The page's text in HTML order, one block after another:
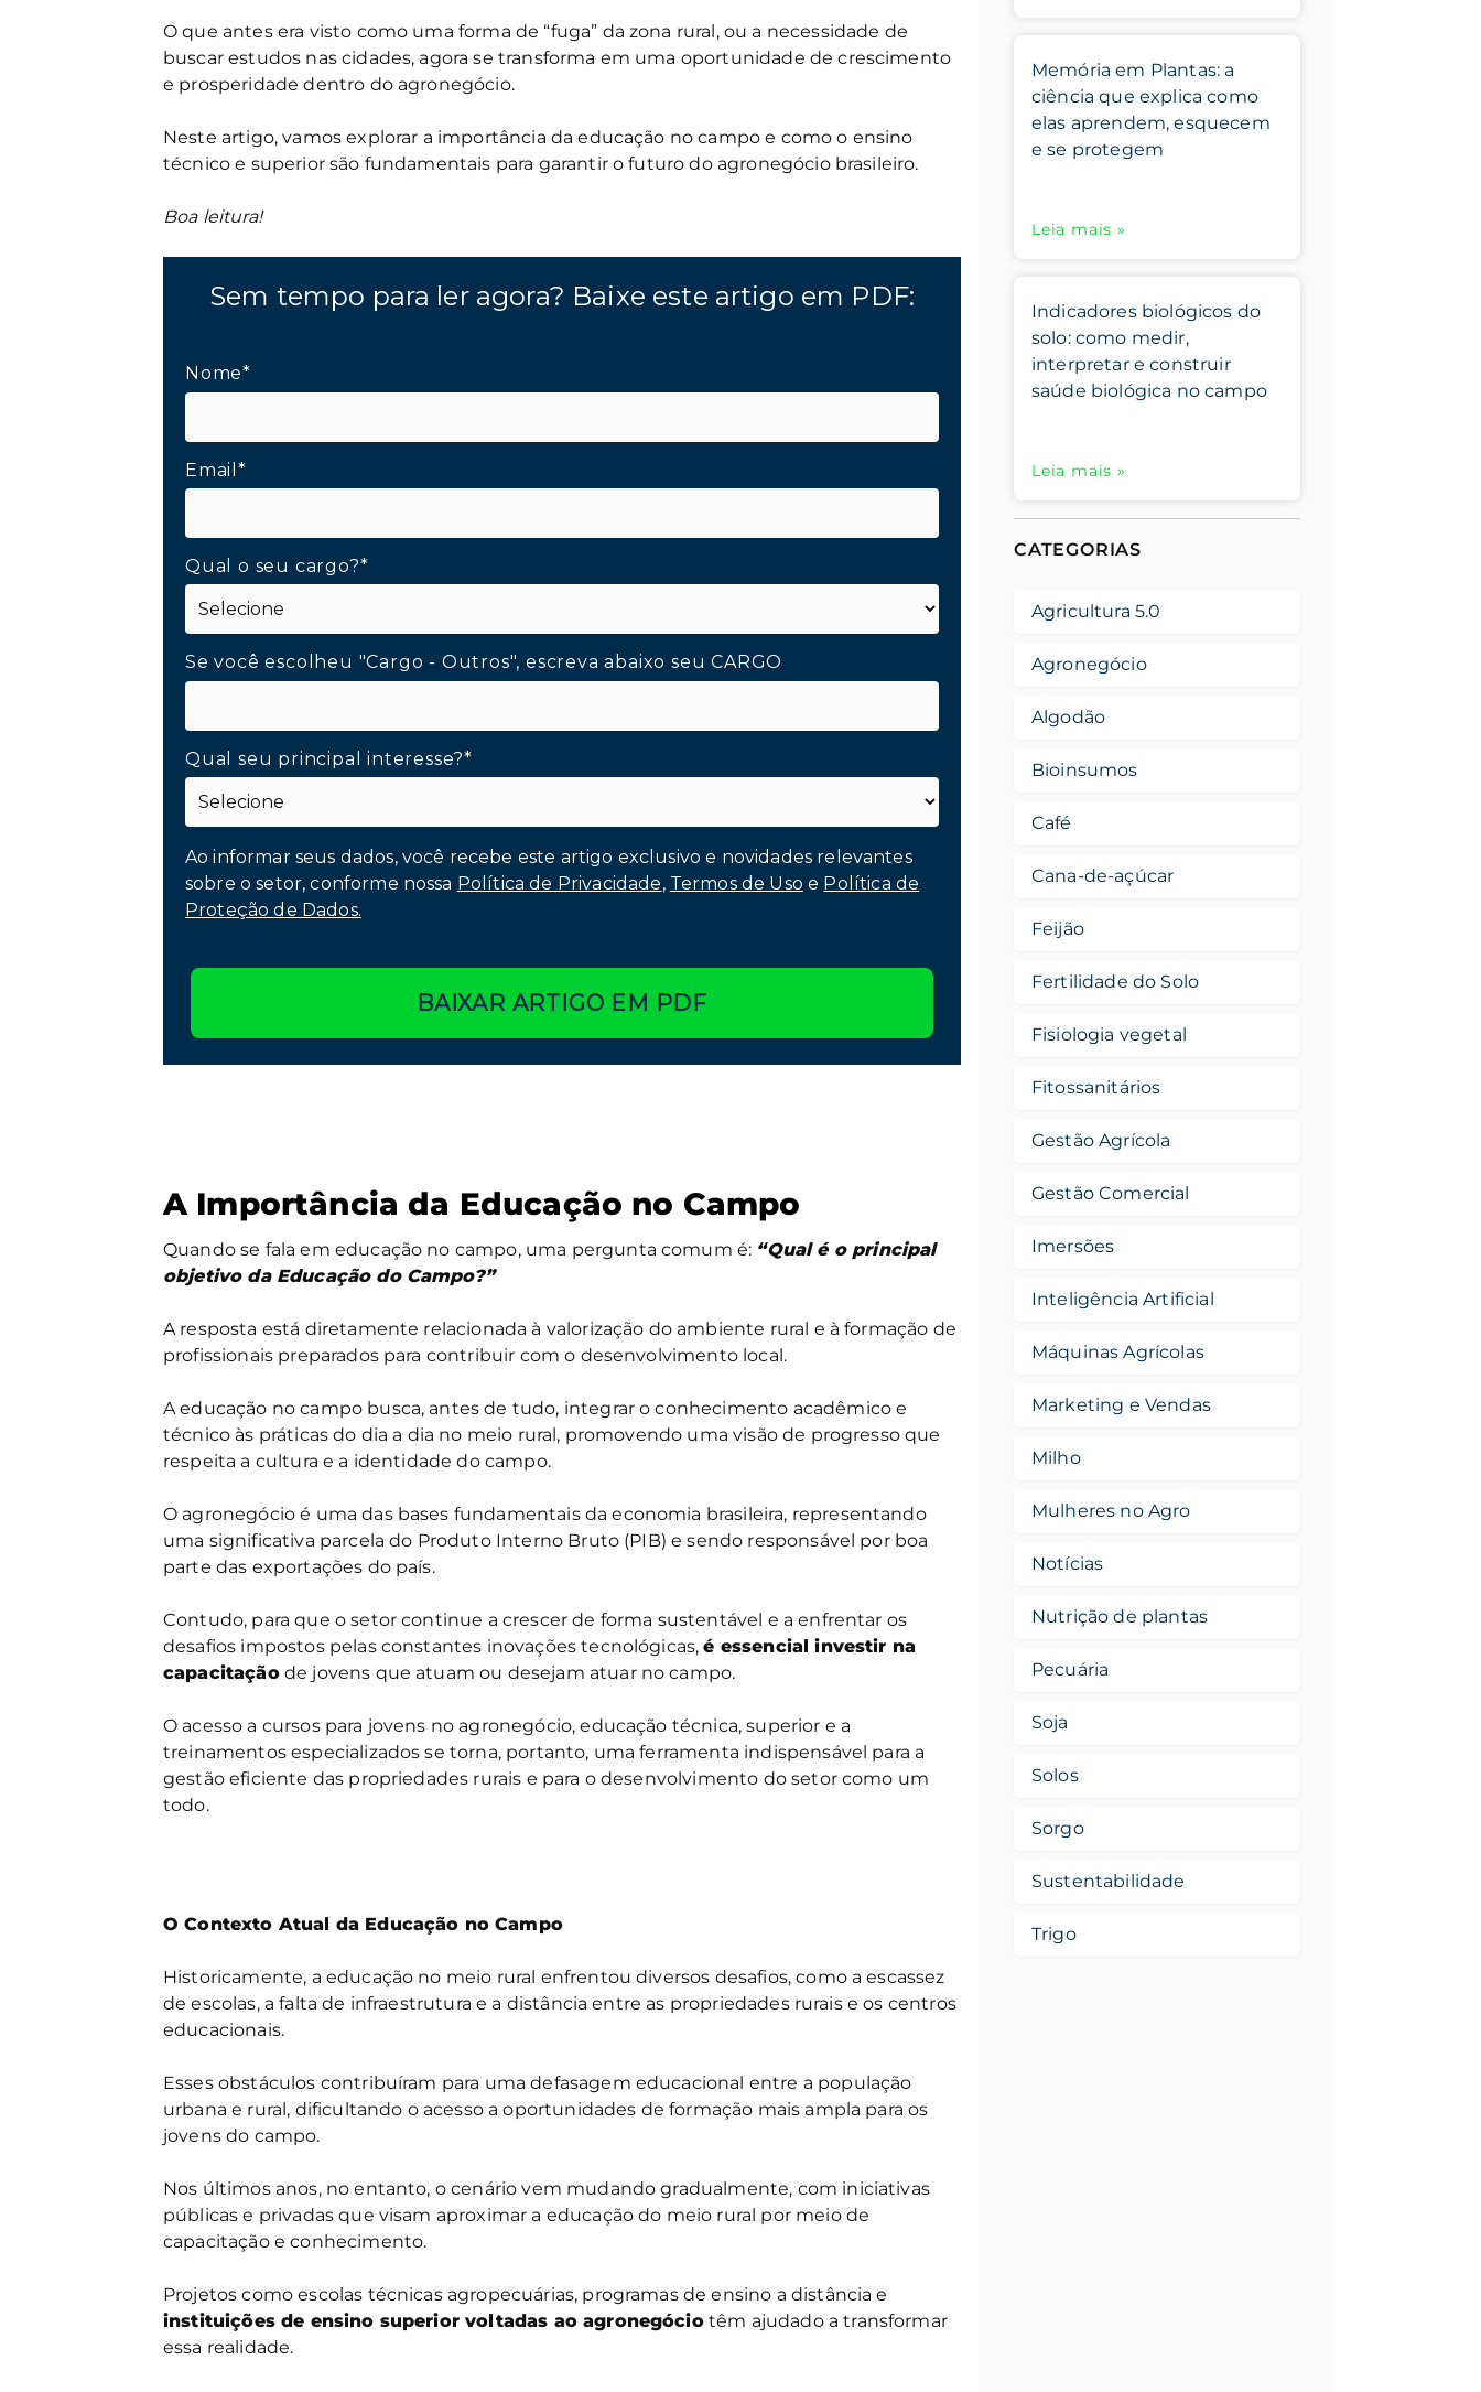
O que antes era visto como uma forma de “fuga” da zona rural, ou a necessidade de
buscar estudos nas cidades, agora se transforma em uma oportunidade de crescimento
e prosperidade dentro do agronegócio.
Neste artigo, vamos explorar a importância da educação no campo e como o ensino
técnico e superior são fundamentais para garantir o futuro do agronegócio brasileiro.
Boa leitura!
Sem tempo para ler agora? Baixe este artigo em PDF:
Nome*
Email*
Qual o seu cargo?*
Se você escolheu "Cargo - Outros", escreva abaixo seu CARGO
Qual seu principal interesse?*
Ao informar seus dados, você recebe este artigo exclusivo e novidades relevantes
sobre o setor, conforme nossa Política de Privacidade, Termos de Uso e Política de
Proteção de Dados.
BAIXAR ARTIGO EM PDF
A Importância da Educação no Campo
Quando se fala em educação no campo, uma pergunta comum é: “Qual é o principal
objetivo da Educação do Campo?”
A resposta está diretamente relacionada à valorização do ambiente rural e à formação de
profissionais preparados para contribuir com o desenvolvimento local.
A educação no campo busca, antes de tudo, integrar o conhecimento acadêmico e
técnico às práticas do dia a dia no meio rural, promovendo uma visão de progresso que
respeita a cultura e a identidade do campo.
O agronegócio é uma das bases fundamentais da economia brasileira, representando
uma significativa parcela do Produto Interno Bruto (PIB) e sendo responsável por boa
parte das exportações do país.
Contudo, para que o setor continue a crescer de forma sustentável e a enfrentar os
desafios impostos pelas constantes inovações tecnológicas,é essencial investir na
capacitaçãode jovens que atuam ou desejam atuar no campo.
O acesso a cursos para jovens no agronegócio, educação técnica, superior e a
treinamentos especializados se torna, portanto, uma ferramenta indispensável para a
gestão eficiente das propriedades rurais e para o desenvolvimento do setor como um
todo.
O Contexto Atual da Educação no Campo
Historicamente, a educação no meio rural enfrentou diversos desafios, como a escassez
de escolas, a falta de infraestrutura e a distância entre as propriedades rurais e os centros
educacionais.
Esses obstáculos contribuíram para uma defasagem educacional entre a população
urbana e rural, dificultando o acesso a oportunidades de formação mais ampla para os
jovens do campo.
Nos últimos anos, no entanto, o cenário vem mudando gradualmente, com iniciativas
públicas e privadas que visam aproximar a educação do meio rural por meio de
capacitação e conhecimento.
Projetos como escolas técnicas agropecuárias, programas de ensino a distância e
instituições de ensino superior voltadas ao agronegóciotêm ajudado a transformar
essa realidade.
Memória em Plantas: a
ciência que explica como
elas aprendem, esquecem
e se protegem
Leia mais »
Indicadores biológicos do
solo: como medir,
interpretar e construir
saúde biológica no campo
Leia mais »
CATEGORIAS
Agricultura 5.0
Agronegócio
Algodão
Bioinsumos
Café
Cana-de-açúcar
Feijão
Fertilidade do Solo
Fisiologia vegetal
Fitossanitários
Gestão Agrícola
Gestão Comercial
Imersões
Inteligência Artificial
Máquinas Agrícolas
Marketing e Vendas
Milho
Mulheres no Agro
Notícias
Nutrição de plantas
Pecuária
Soja
Solos
Sorgo
Sustentabilidade
Trigo